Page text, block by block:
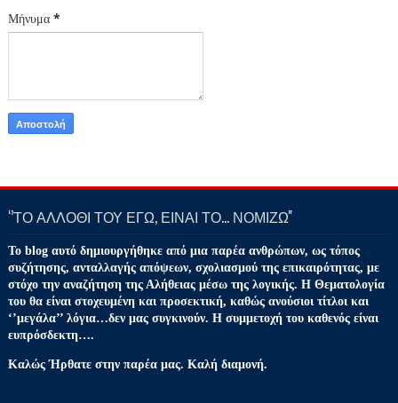
Μήνυμα *
‘’ΤΟ ΑΛΛΟΘΙ ΤΟΥ ΕΓΩ, ΕΙΝΑΙ ΤΟ… ΝΟΜΙΖΩ''
Το blog αυτό δημιουργήθηκε από μια παρέα ανθρώπων, ως τόπος
συζήτησης, ανταλλαγής απόψεων, σχολιασμού της επικαιρότητας, με
στόχο την αναζήτηση της Αλήθειας μέσω της λογικής. Η Θεματολογία
του θα είναι στοχευμένη και προσεκτική, καθώς ανούσιοι τίτλοι και
‘’μεγάλα’’ λόγια…δεν μας συγκινούν. Η συμμετοχή του καθενός είναι
ευπρόσδεκτη….
Καλώς Ήρθατε στην παρέα μας. Καλή διαμονή.